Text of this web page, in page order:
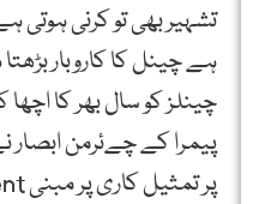
تشہیر بھی تو کرنی ہوتی
ہے چینل کا کاروبار
پیمرا کے چےئرمن ابصار